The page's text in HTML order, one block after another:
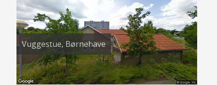
Vuggestue, Børnehave